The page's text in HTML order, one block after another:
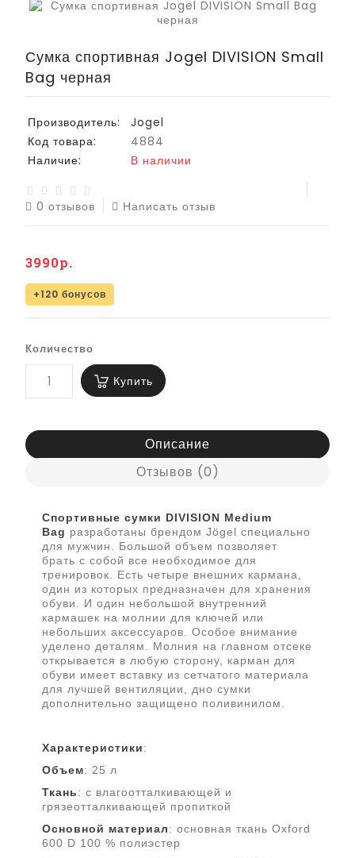
Сумка спортивная Jogel DIVISION Small
Bag черная
Производитель:
Jogel
Код товара:
4884
Наличие:
В наличии
0 отзывов Написать отзыв
3990р.
+120 бонусов
Количество
Купить
Описание
Отзывов (0)
Спортивные сумки DIVISION Medium
Bag разработаны брендом Jögel специально
для мужчин. Большой объем позволяет
брать с собой все необходимое для
тренировок. Есть четыре внешних кармана,
один из которых предназначен для хранения
обуви. И один небольшой внутренний
кармашек на молнии для ключей или
небольших аксессуаров. Особое внимание
уделено деталям. Молния на главном отсеке
открывается в любую сторону, карман для
обуви имеет вставку из сетчатого материала
для лучшей вентиляции, дно сумки
дополнительно защищено поливинилом.
Характеристики:
Объем: 25 л
Ткань: с влагоотталкивающей и
грязеотталкивающей пропиткой
Основной материал: основная ткань Oxford
600 D 100 % полиэстер